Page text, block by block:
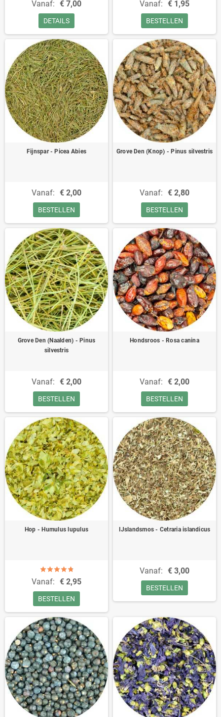
Vanaf: € 7,00
DETAILS
Vanaf: € 1,95
BESTELLEN
Fijnspar - Picea Abies
Vanaf: € 2,00
BESTELLEN
Grove Den (Knop) - Pinus silvestris
Vanaf: € 2,80
BESTELLEN
Grove Den (Naalden) - Pinus
silvestris
Vanaf: € 2,00
BESTELLEN
Hondsroos - Rosa canina
Vanaf: € 2,00
BESTELLEN
Hop - Humulus lupulus
Vanaf: € 2,95
BESTELLEN
IJslandsmos - Cetraria islandicus
Vanaf: € 3,00
BESTELLEN